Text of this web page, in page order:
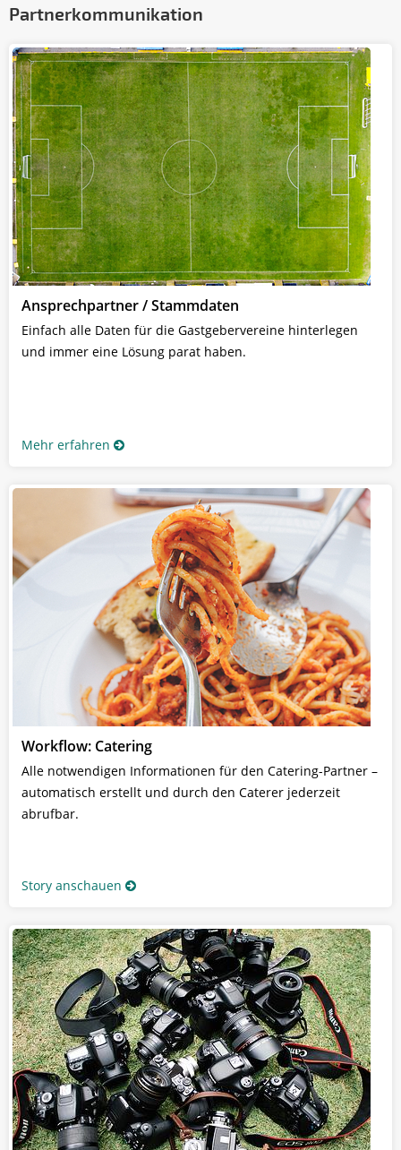
Partnerkommunikation
Ansprechpartner / Stammdaten
Einfach alle Daten für die Gastgebervereine hinterlegen
und immer eine Lösung parat haben.
Mehr erfahren
Workflow: Catering
Alle notwendigen Informationen für den Catering-Partner –
automatisch erstellt und durch den Caterer jederzeit
abrufbar.
Story anschauen